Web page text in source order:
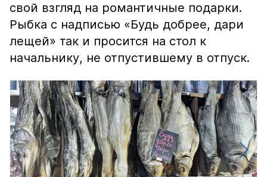
свой взгляд на романтичные подарки.
Рыбка с надписью «Будь добрее, дари
лещей» так и просится на стол к
начальнику, не отпустившему в отпуск.